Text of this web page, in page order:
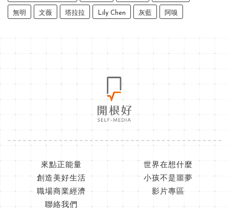
無明 文薇 塔拉拉 Lily Chen 灰藍 阿嗅
來點正能量
世界在想什麼
創造美好生活
小孩不是噩夢
職場商業經濟
影片專區
聯絡我們